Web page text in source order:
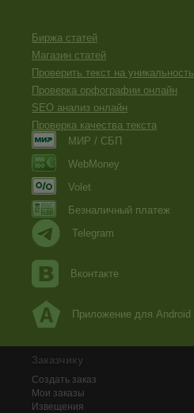
Биржа статей
Магазин статей
Проверить текст на уникальность
Проверка орфографии онлайн
SEO анализ онлайн
Проверка качества текста
МИР / СБП
WebMoney
Volet
Безналичный платеж
Telegram
Вконтакте
Приложение для Android
Заказчику
Создать заказ
Мои заказы
Извещения